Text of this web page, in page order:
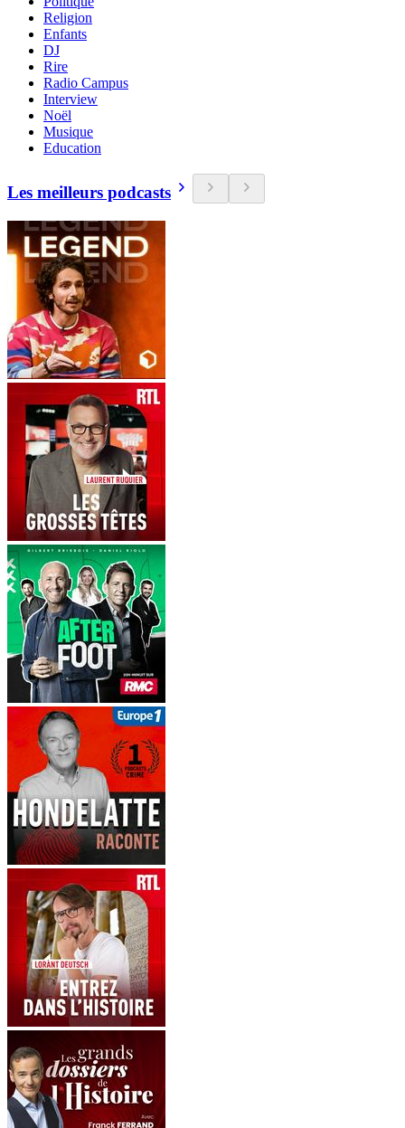
Religion
Enfants
DJ
Rire
Radio Campus
Interview
Noël
Musique
Education
Les meilleurs podcasts